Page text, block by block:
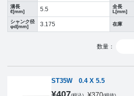
溝長
ℓ[mm]
5.5
全長
L[mm]
シャンク径
φd[mm]
3.175 在庫
数量：
ST35W 0.4 X 5.5
¥407 ¥370